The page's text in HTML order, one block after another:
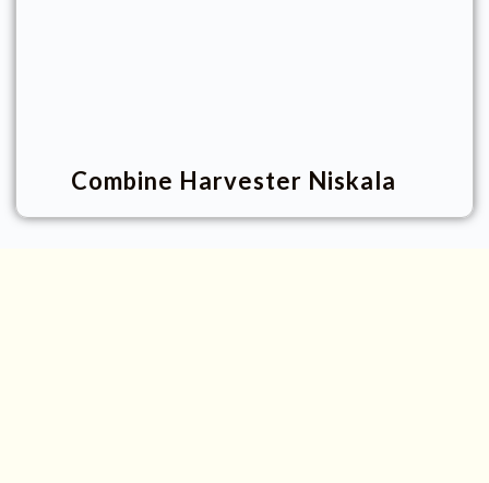
Combine Harvester Niskala